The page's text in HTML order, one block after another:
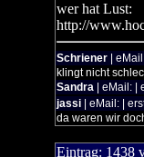
wer hat Lust:
http://
Schriener |
klingt nicht
Sandra | eMail: |
jassi | eMail: |
da waren wir
Eintrag: 1438